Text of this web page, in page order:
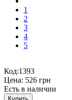
1
2
3
4
5
Код:1393
Цена: 526 грн
Есть в наличии